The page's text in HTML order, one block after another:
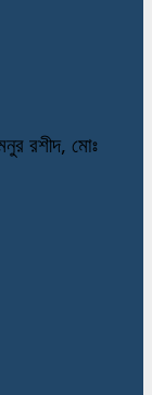
রশীদ, মোঃ